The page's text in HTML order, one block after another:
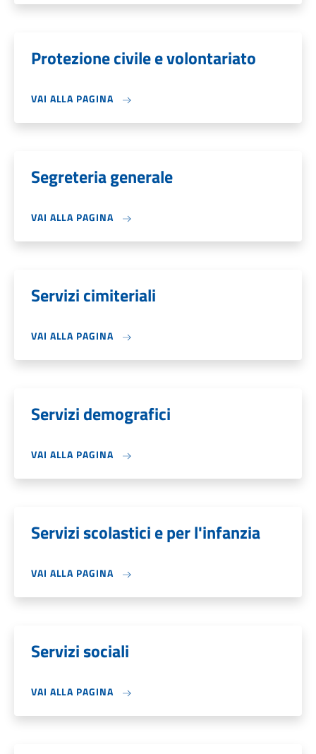
Protezione civile e volontariato
VAI ALLA PAGINA
Segreteria generale
VAI ALLA PAGINA
Servizi cimiteriali
VAI ALLA PAGINA
Servizi demografici
VAI ALLA PAGINA
Servizi scolastici e per l'infanzia
VAI ALLA PAGINA
Servizi sociali
VAI ALLA PAGINA